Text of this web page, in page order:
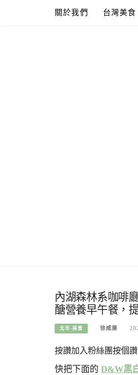
關於我們 台灣美食
內湖森林系咖啡
醣營養早午餐，
北市-美食 徐威廉
按讚加入粉絲團按個
快把下面的 D&W黑